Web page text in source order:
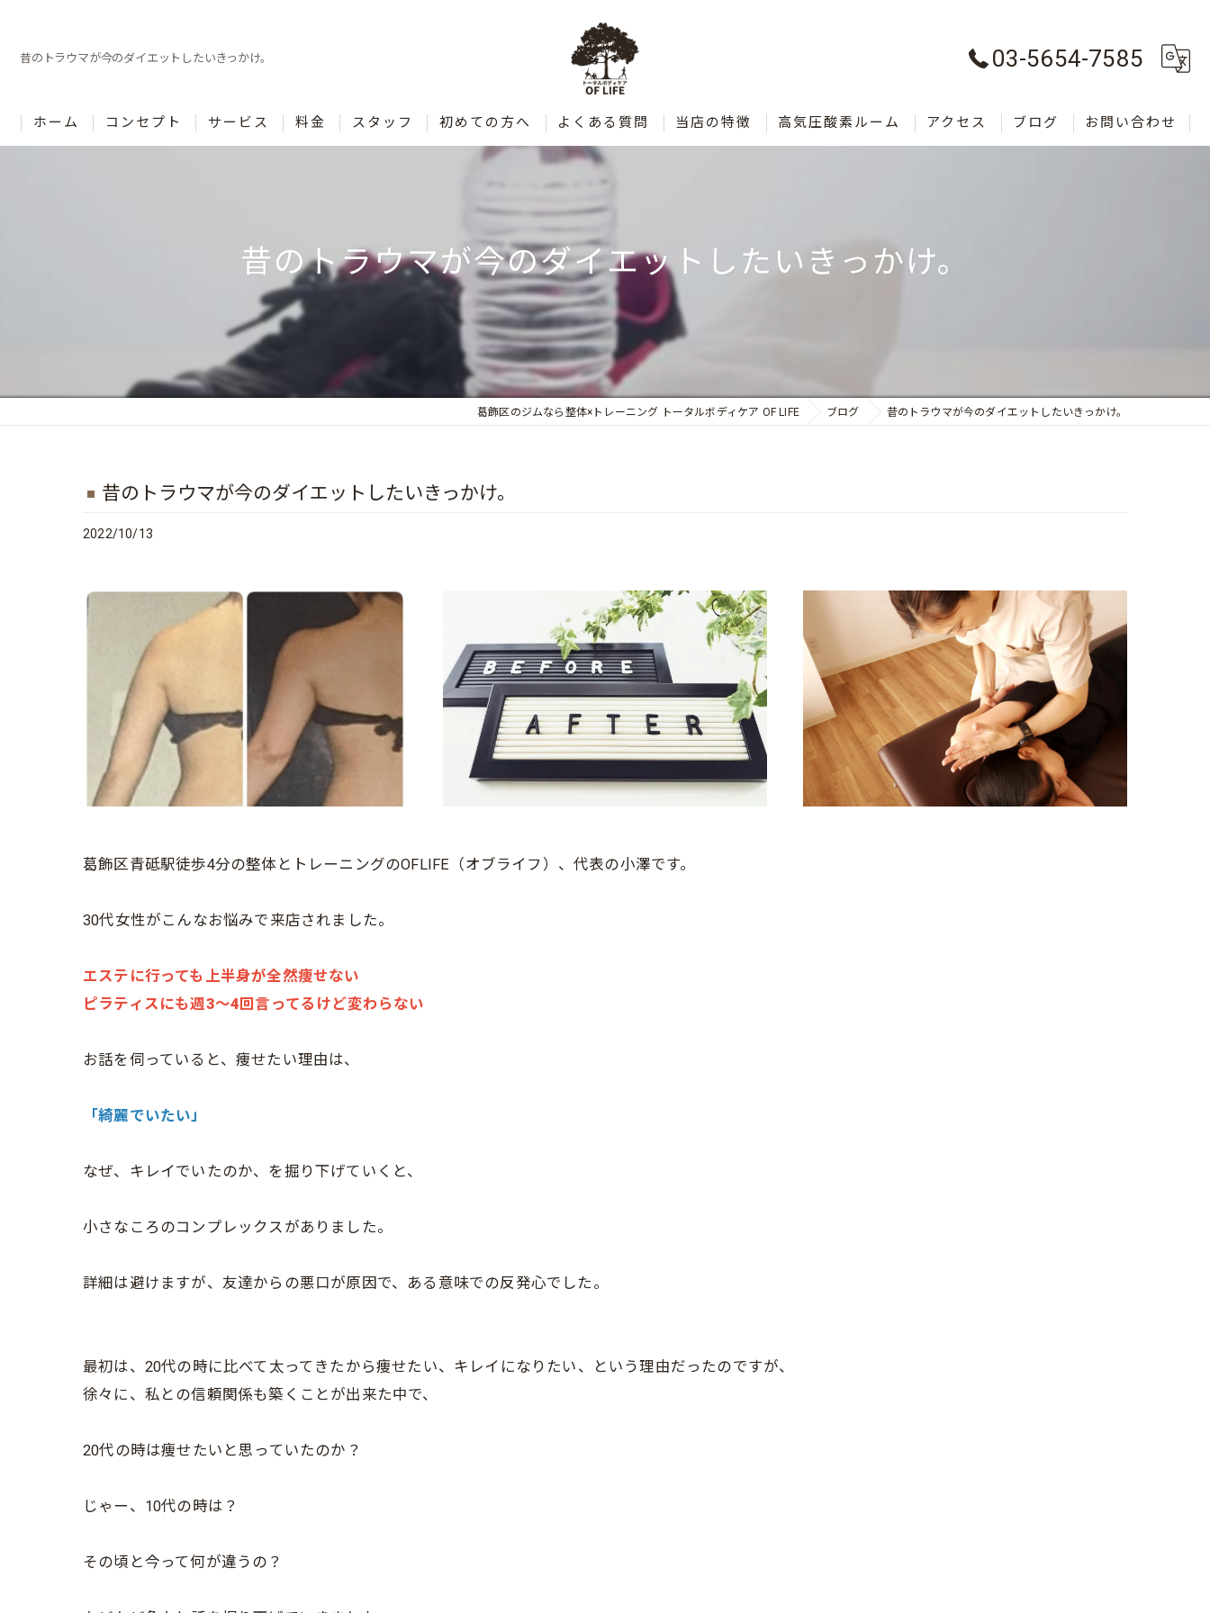
昔のトラウマが今のダイエットしたいきっかけ。 03-5654-7585
ホーム コンセプト サービス 料金 スタッフ 初めての方へ よくある質問 当店の特徴
整体
ダイエット
高気圧酸素ルーム アクセス ブログ お問い合わせ
昔のトラウマが今のダイエットしたいきっかけ。
葛飾区のジムなら整体×トレーニング トータルボディケア OF LIFE ブログ 昔のトラウマが今のダイエットしたいきっかけ。
昔のトラウマが今のダイエットしたいきっかけ。
2022/10/13
葛飾区青砥駅徒歩4分の整体とトレーニングのOFLIFE（オブライフ）、代表の小澤です。
30代女性がこんなお悩みで来店されました。
エステに行っても上半身が全然痩せない
ピラティスにも週3～4回言ってるけど変わらない
お話を伺っていると、痩せたい理由は、
「綺麗でいたい」
なぜ、キレイでいたのか、を掘り下げていくと、
小さなころのコンプレックスがありました。
詳細は避けますが、友達からの悪口が原因で、ある意味での反発心でした。
最初は、20代の時に比べて太ってきたから痩せたい、キレイになりたい、という理由だったのですが、
徐々に、私との信頼関係も築くことが出来た中で、
20代の時は痩せたいと思っていたのか？
じゃー、10代の時は？
その頃と今って何が違うの？